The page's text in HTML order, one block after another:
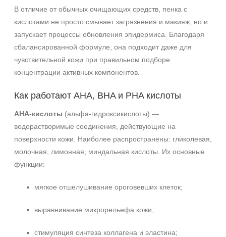
В отличие от обычных очищающих средств, пенка с
кислотами не просто смывает загрязнения и макияж, но и
запускает процессы обновления эпидермиса. Благодаря
сбалансированной формуле, она подходит даже для
чувствительной кожи при правильном подборе
концентрации активных компонентов.
Как работают AHA, BHA и PHA кислоты
AHA-кислоты (альфа-гидроксикислоты) —
водорастворимые соединения, действующие на
поверхности кожи. Наиболее распространены: гликолевая,
молочная, лимонная, миндальная кислоты. Их основные
функции:
мягкое отшелушивание ороговевших клеток;
выравнивание микрорельефа кожи;
стимуляция синтеза коллагена и эластина;